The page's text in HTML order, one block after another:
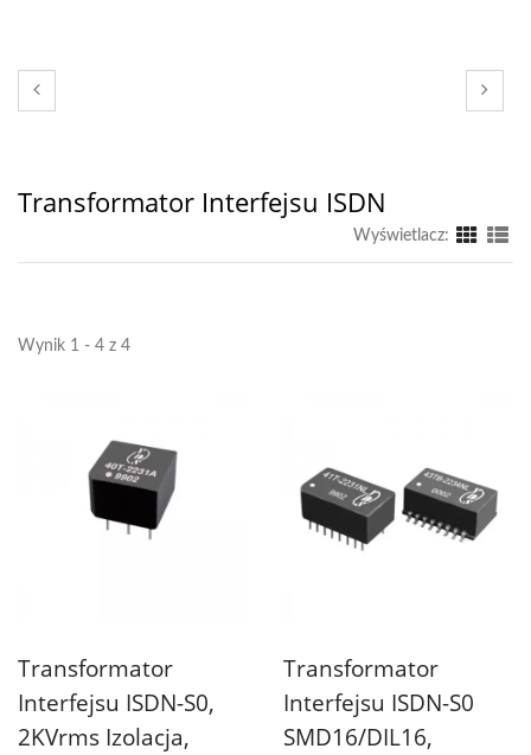
Transformator Interfejsu ISDN
Wyświetlacz:
Wynik 1 - 4 z 4
Transformator
Interfejsu ISDN-S0,
2KVrms Izolacja,
Transformator
Interfejsu ISDN-S0
SMD16/DIL16,